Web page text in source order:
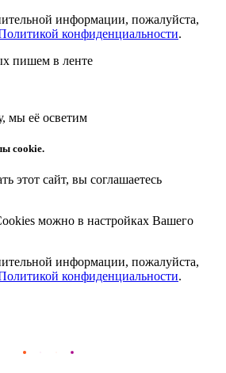
информации, пожалуйста,
конфиденциальности.
пишем в ленте
мы её осветим
cookie.
этот сайт, вы соглашаетесь
можно в настройках Вашего
информации, пожалуйста,
конфиденциальности.